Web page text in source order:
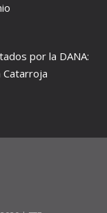
por la DANA: